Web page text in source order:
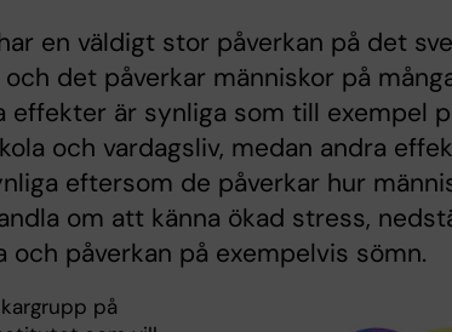
en väldigt stor påverkan på det
det påverkar människor på
effekter är synliga som till exempel
och vardagsliv, medan andra
eftersom de påverkar hur
om att känna ökad stress,
och påverkan på exempelvis sömn.
på